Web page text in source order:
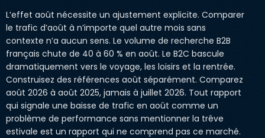
L’effet août nécessite un ajustement explicite. Comparer
le trafic d’août à n’importe quel autre mois sans
contexte n’a aucun sens. Le volume de recherche B2B
français chute de 40 à 60 % en août. Le B2C bascule
dramatiquement vers le voyage, les loisirs et la rentrée.
Construisez des références août séparément. Comparez
août 2026 à août 2025, jamais à juillet 2026. Tout rapport
qui signale une baisse de trafic en août comme un
problème de performance sans mentionner la trêve
estivale est un rapport qui ne comprend pas ce marché.